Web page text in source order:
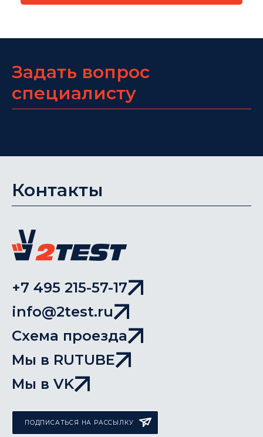
Задать вопрос
специалисту
Контакты
+7 495 215-57-17
info@2test.ru
Схема проезда
Мы в RUTUBE
Мы в VK
ПОДПИСАТЬСЯ НА РАССЫЛКУ